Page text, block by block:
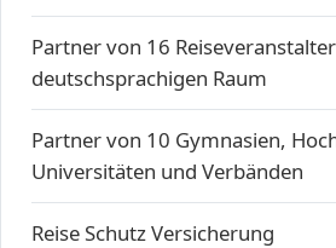
Partner von 16
deutschsprachigen Raum
Partner von 10 Gymnasien,
Universitäten und Verbänden
Reise Schutz Versicherung